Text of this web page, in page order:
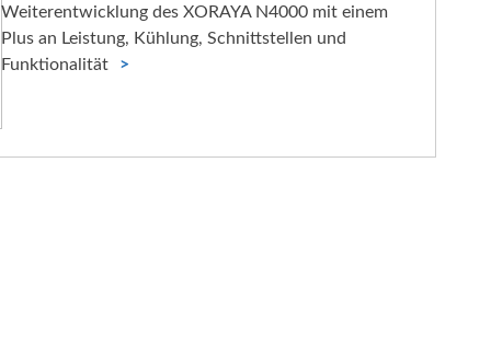
Weiterentwicklung des XORAYA N4000 mit einem
Plus an Leistung, Kühlung, Schnittstellen und
Funktionalität